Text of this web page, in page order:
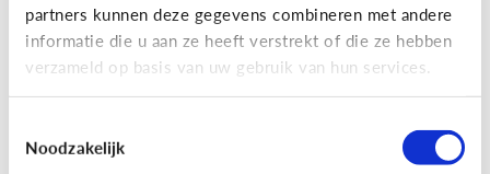
partners kunnen deze gegevens combineren met andere
informatie die u aan ze heeft verstrekt of die ze hebben
verzameld op basis van uw gebruik van hun services.
Noodzakelijk
[Hoe werkt het?]Locatiegegevens
delen via de smartphone